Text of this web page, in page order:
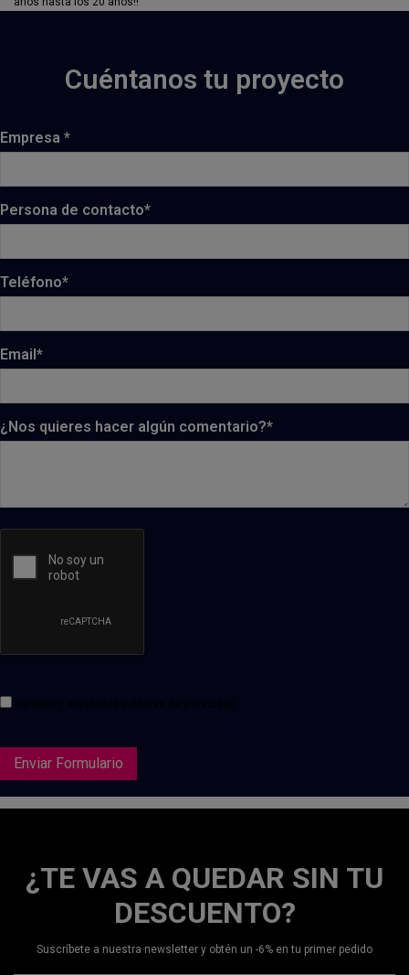
Cuéntanos tu proyecto
Empresa *
Persona de contacto*
Teléfono*
Email*
¿Nos quieres hacer algún comentario?*
Enviar Formulario
¿TE VAS A QUEDAR SIN TU
DESCUENTO?
Suscríbete a nuestra newsletter y obtén un -6% en tu primer pedido